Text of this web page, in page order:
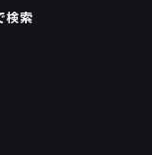
検索